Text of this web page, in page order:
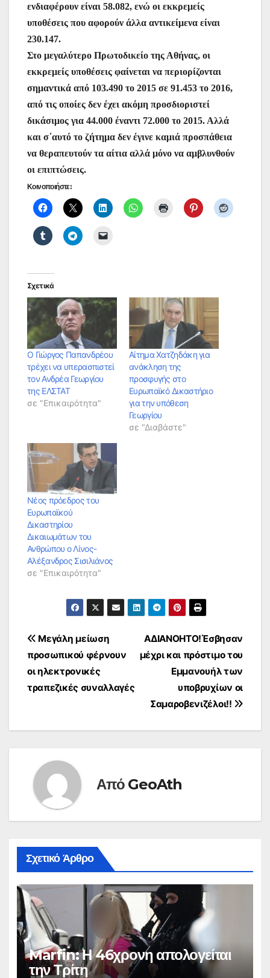
ενδιαφέρουν είναι 58.082, ενώ οι εκκρεμείς
υποθέσεις που αφορούν άλλα αντικείμενα είναι
230.147.
Στο μεγαλύτερο Πρωτοδικείο της Αθήνας, οι
εκκρεμείς υποθέσεις φαίνεται να περιορίζονται
σημαντικά από 103.490 το 2015 σε 91.453 το 2016,
από τις οποίες δεν έχει ακόμη προσδιοριστεί
δικάσιμος για 44.000 έναντι 72.000 το 2015. Αλλά
και σ΄αυτό το ζήτημα δεν έγινε καμιά προσπάθεια
να θεραπευτούν τα αίτια αλλά μόνο να αμβλυνθούν
οι επιπτώσεις.
Κοινοποιήστε:
Σχετικά
Ο Γιώργος Παπανδρέου
τρέχει να υπερασπιστεί
τον Ανδρέα Γεωργίου
της ΕΛΣΤΑΤ
σε "Επικαιρότητα"
Αίτημα Χατζηδάκη για
ανάκληση της
προσφυγής στο
Ευρωπαϊκό Δικαστήριο
για την υπόθεση
Γεωργίου
σε "Διαβάστε"
Νέος πρόεδρος του
Ευρωπαϊκού
Δικαστηρίου
Δικαιωμάτων του
Ανθρώπου ο Λίνος-
Αλέξανδρος Σισιλιάνος
σε "Επικαιρότητα"
Πλοήγηση
άρθρων
ΑΔΙΑΝΟΗΤΟ!Έσβησαν
μέχρι και πρόστιμο του
Εμμανουήλ των
υποβρυχίων οι
Σαμαροβενιζέλοι!!
Μεγάλη μείωση
προσωπικού φέρνουν
οι ηλεκτρονικές
τραπεζικές συναλλαγές
Από GeoAth
Σχετικό Άρθρο
Marfin: Η 46χρονη απολογείται
την Τρίτη